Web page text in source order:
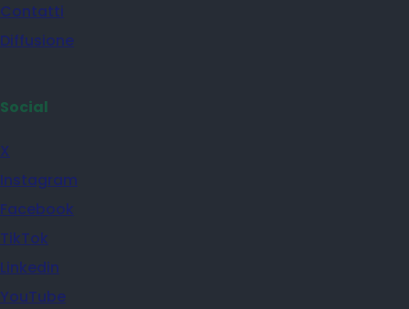
Contatti
Diffusione
Social
X
Instagram
Facebook
TikTok
Linkedin
YouTube